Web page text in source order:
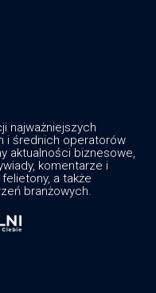
najważniejszych
i średnich operatorów
aktualności biznesowe,
komentarze i
a także
branżowych.